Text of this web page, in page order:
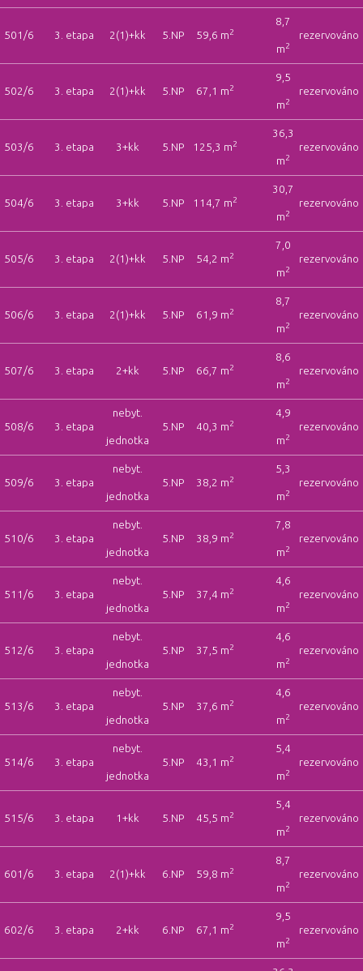
501/6 3. etapa 2(1)+kk 5.NP 59,6 m2
8,7
m2
rezervováno
502/6 3. etapa 2(1)+kk 5.NP 67,1 m2
9,5
m2
rezervováno
503/6 3. etapa 3+kk 5.NP 125,3 m2
36,3
m2
rezervováno
504/6 3. etapa 3+kk 5.NP 114,7 m2
30,7
m2
rezervováno
505/6 3. etapa 2(1)+kk 5.NP 54,2 m2
7,0
m2
rezervováno
506/6 3. etapa 2(1)+kk 5.NP 61,9 m2
8,7
m2
rezervováno
507/6 3. etapa 2+kk 5.NP 66,7 m2
8,6
m2
rezervováno
508/6 3. etapa
nebyt.
jednotka
5.NP 40,3 m2
4,9
m2
rezervováno
509/6 3. etapa
nebyt.
jednotka
5.NP 38,2 m2
5,3
m2
rezervováno
510/6 3. etapa
nebyt.
jednotka
5.NP 38,9 m2
7,8
m2
rezervováno
511/6 3. etapa
nebyt.
jednotka
5.NP 37,4 m2
4,6
m2
rezervováno
512/6 3. etapa
nebyt.
jednotka
5.NP 37,5 m2
4,6
m2
rezervováno
513/6 3. etapa
nebyt.
jednotka
5.NP 37,6 m2
4,6
m2
rezervováno
514/6 3. etapa
nebyt.
jednotka
5.NP 43,1 m2
5,4
m2
rezervováno
515/6 3. etapa 1+kk 5.NP 45,5 m2
5,4
m2
rezervováno
601/6 3. etapa 2(1)+kk 6.NP 59,8 m2
8,7
m2
rezervováno
602/6 3. etapa 2+kk 6.NP 67,1 m2
9,5
m2
rezervováno